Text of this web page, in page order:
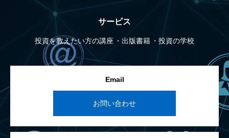
サービス
投資を教えたい方の講座 出版書籍 投資の学校
Email
お問い合わせ